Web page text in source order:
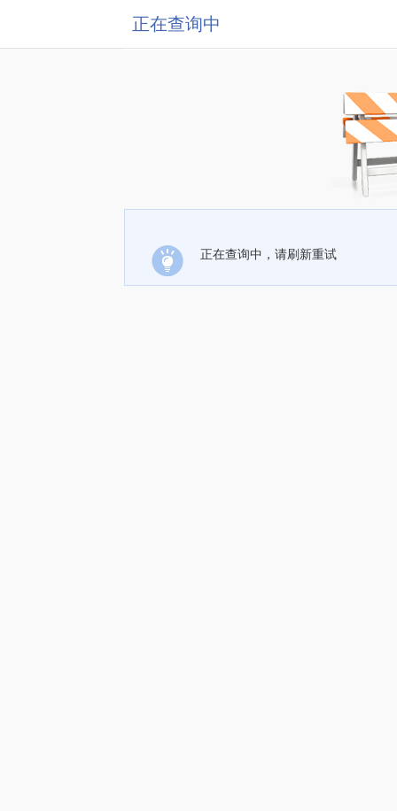
正在查询中
正在查询中，请刷新重试